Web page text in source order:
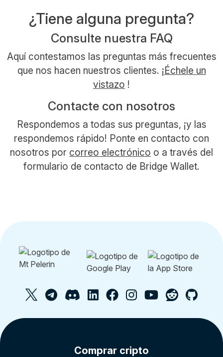
¿Tiene alguna pregunta?
Consulte nuestra FAQ
Aquí contestamos las preguntas más frecuentes
que nos hacen nuestros clientes. ¡Échele un
vistazo !
Contacte con nosotros
Respondemos a todas sus preguntas, ¡y las
respondemos rápido! Ponte en contacto con
nosotros por correo electrónico o a través del
formulario de contacto de Bridge Wallet.
Comprar cripto